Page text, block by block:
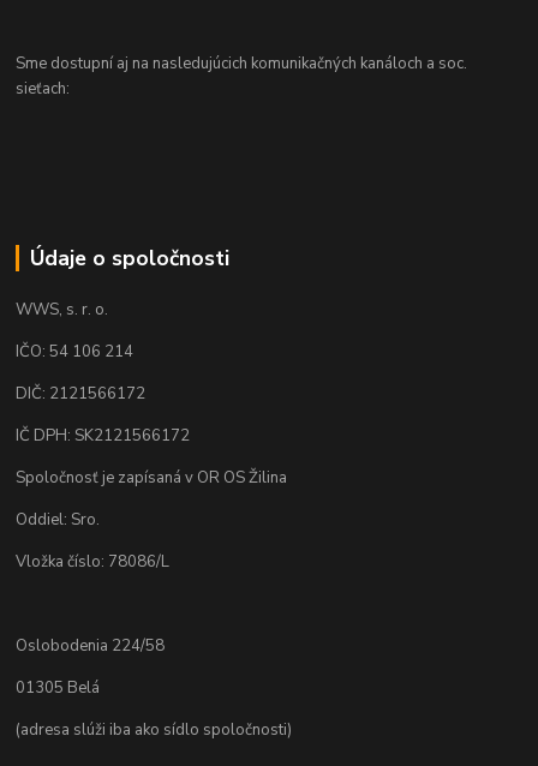
Sme dostupní aj na nasledujúcich komunikačných kanáloch a soc.
sieťach:
Údaje o spoločnosti
WWS, s. r. o.
IČO: 54 106 214
DIČ: 2121566172
IČ DPH: SK2121566172
Spoločnosť je zapísaná v OR OS Žilina
Oddiel: Sro.
Vložka číslo: 78086/L
Oslobodenia 224/58
01305 Belá
(adresa slúži iba ako sídlo spoločnosti)